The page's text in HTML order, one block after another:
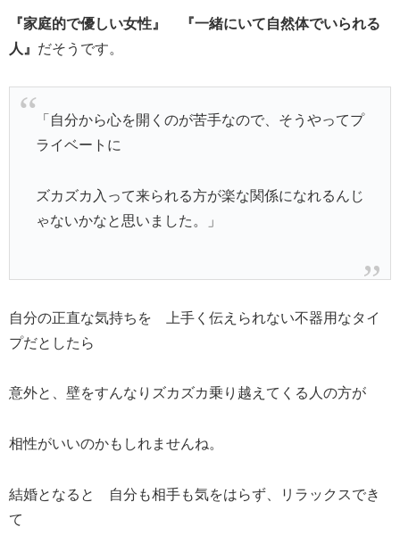
『家庭的で優しい女性』 『一緒にいて自然体でいられる
人』 だそうです。
「自分から心を開くのが苦手なので、そうやってプ
ライベートに
ズカズカ入って来られる方が楽な関係になれるんじ
ゃないかなと思いました。」
自分の正直な気持ちを 上手く伝えられない不器用なタイ
プだとしたら
意外と、壁をすんなりズカズカ乗り越えてくる人の方が
相性がいいのかもしれませんね。
結婚となると 自分も相手も気をはらず、リラックスでき
て